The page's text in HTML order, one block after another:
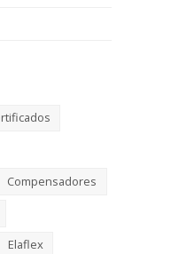
Compensadores
Elaflex